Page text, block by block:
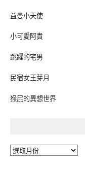
益曼小天使
小可愛阿貴
跳躍的宅男
民宿女王芽月
猴屁的異想世界
彙